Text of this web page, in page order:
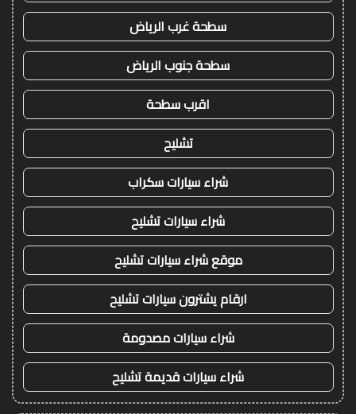
سطحة غرب الرياض
سطحة جنوب الرياض
اقرب سطحة
تشليح
شراء سيارات سكراب
شراء سيارات تشليح
موقع شراء سيارات تشليح
ارقام يشترون سيارات تشليح
شراء سيارات مصدومة
شراء سيارات قديمة تشليح